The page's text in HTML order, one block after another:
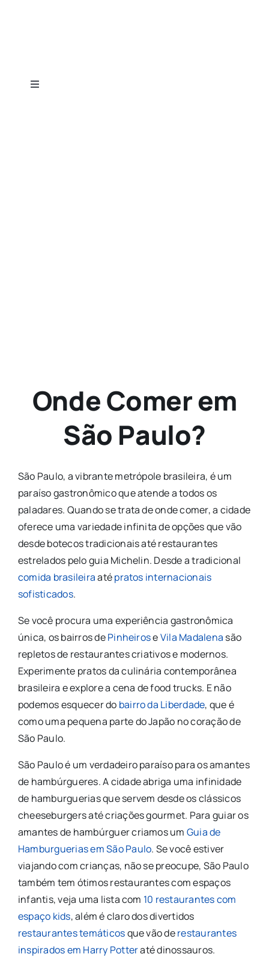
Toggle
Onde Comer em
São Paulo?
São Paulo, a vibrante metrópole brasileira, é um
paraíso gastronômico que atende a todos os
paladares. Quando se trata de onde comer, a cidade
oferece uma variedade infinita de opções que vão
desde botecos tradicionais até restaurantes
estrelados pelo guia Michelin. Desde a tradicional
comida brasileiraatépratos internacionais
sofisticados.
Se você procura uma experiência gastronômica
única, os bairros dePinheiroseVila Madalena são
repletos de restaurantes criativos e modernos.
Experimente pratos da culinária contemporânea
brasileira e explore a cena de food trucks. E não
podemos esquecer do bairro da Liberdade, que é
como uma pequena parte do Japão no coração de
São Paulo.
São Paulo é um verdadeiro paraíso para os amantes
de hambúrgueres. A cidade abriga uma infinidade
de hamburguerias que servem desde os clássicos
cheeseburgers até criações gourmet. Para guiar os
amantes de hambúrguer criamos um Guia de
Hamburguerias em São Paulo. Se você estiver
viajando com crianças, não se preocupe, São Paulo
também tem ótimos restaurantes com espaços
infantis, veja uma lista com 10 restaurantes com
espaço kids, além é claro dos divertidos
restaurantes temáticosque vão derestaurantes
inspirados em Harry Potteraté dinossauros.